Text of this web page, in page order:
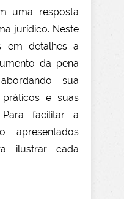
uma resposta
jurídico. Neste
em detalhes a
da pena
sua
práticos e suas
Para facilitar a
apresentados
ilustrar cada